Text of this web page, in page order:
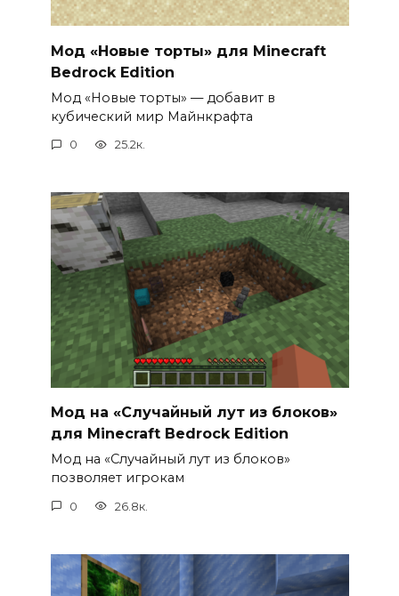
Мод «Новые торты» для Minecraft
Bedrock Edition
Мод «Новые торты» — добавит в
кубический мир Майнкрафта
0 25.2к.
Мод на «Случайный лут из блоков»
для Minecraft Bedrock Edition
Мод на «Случайный лут из блоков»
позволяет игрокам
0 26.8к.